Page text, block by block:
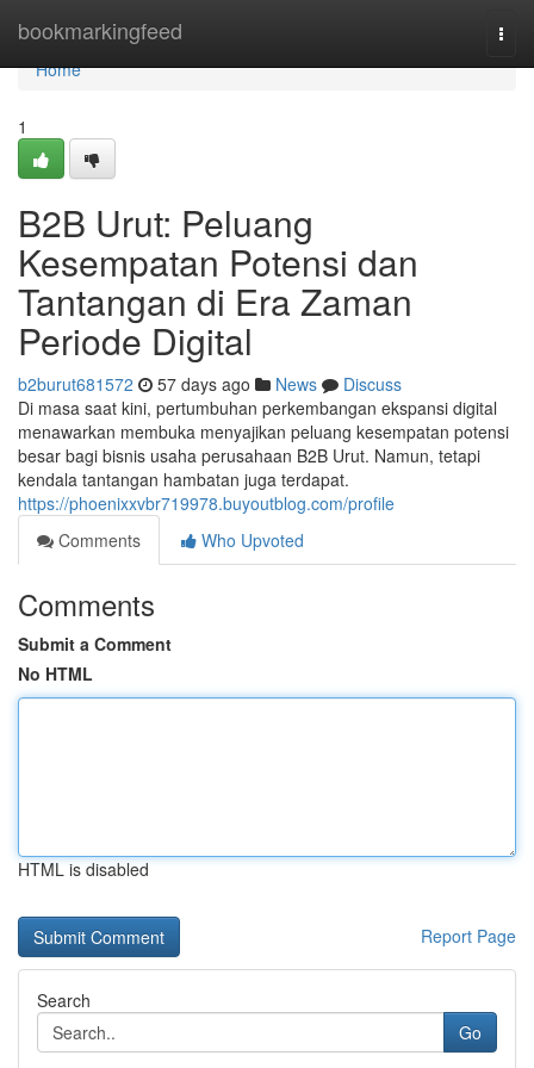
bookmarkingfeed
Home
Home
1
B2B Urut: Peluang
Kesempatan Potensi dan
Tantangan di Era Zaman
Periode Digital
b2burut681572 57 days ago News
Discuss
Di masa saat kini, pertumbuhan perkembangan ekspansi digital
menawarkan membuka menyajikan peluang kesempatan potensi
besar bagi bisnis usaha perusahaan B2B Urut. Namun, tetapi
kendala tantangan hambatan juga terdapat.
https://phoenixxvbr719978.buyoutblog.com/profile
Comments
Who Upvoted
Comments
Submit a Comment
No HTML
HTML is disabled
Report Page
Search
Go